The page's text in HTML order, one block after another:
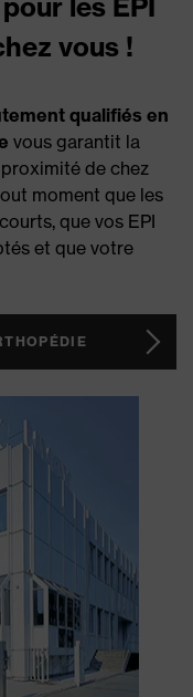
vous !
qualifiés en
vous garantit la
de chez
moment que les
que vos EPI
et que votre